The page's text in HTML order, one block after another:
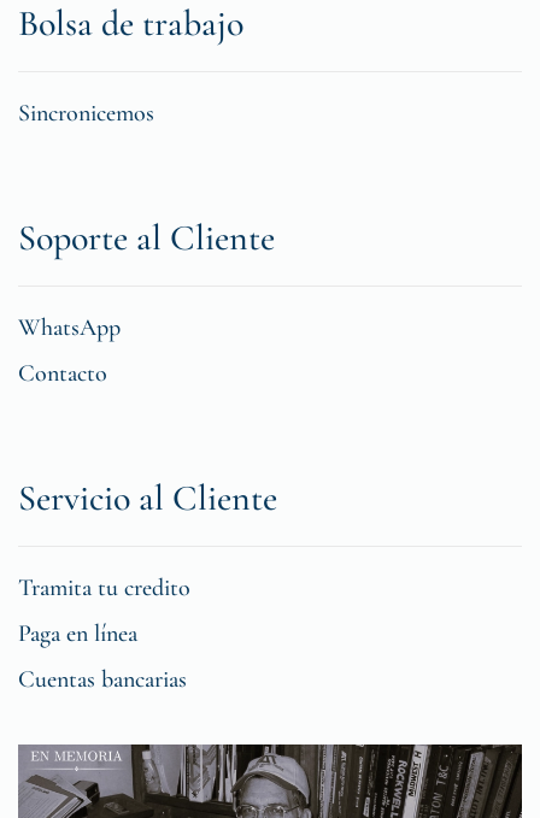
Bolsa de trabajo
Sincronicemos
Soporte al Cliente
WhatsApp
Contacto
Servicio al Cliente
Tramita tu credito
Paga en línea
Cuentas bancarias